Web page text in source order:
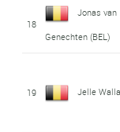
18
Jonas van
Genechten (BEL)
19 Jelle